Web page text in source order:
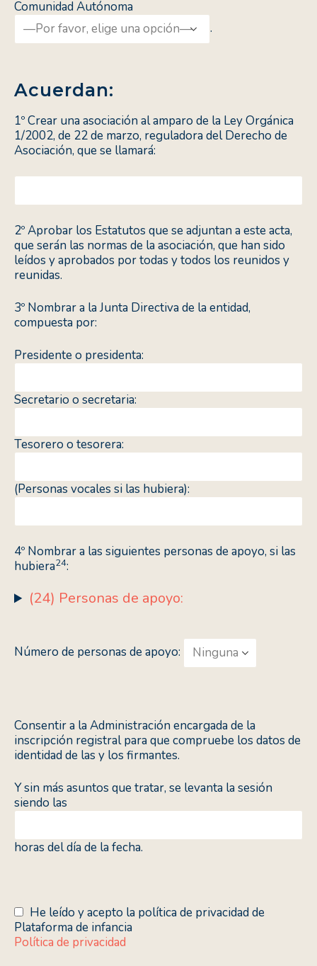
Comunidad Autónoma
.
Acuerdan:
1º Crear una asociación al amparo de la Ley Orgánica
1/2002, de 22 de marzo, reguladora del Derecho de
Asociación, que se llamará:
2º Aprobar los Estatutos que se adjuntan a este acta,
que serán las normas de la asociación, que han sido
leídos y aprobados por todas y todos los reunidos y
reunidas.
3º Nombrar a la Junta Directiva de la entidad,
compuesta por:
Presidente o presidenta:
Secretario o secretaria:
Tesorero o tesorera:
(Personas vocales si las hubiera):
4º Nombrar a las siguientes personas de apoyo, si las
hubiera24:
(24) Personas de apoyo:
Número de personas de apoyo:
Consentir a la Administración encargada de la
inscripción registral para que compruebe los datos de
identidad de las y los firmantes.
Y sin más asuntos que tratar, se levanta la sesión
siendo las
horas del día de la fecha.
He leído y acepto la política de privacidad de
Plataforma de infancia
Política de privacidad